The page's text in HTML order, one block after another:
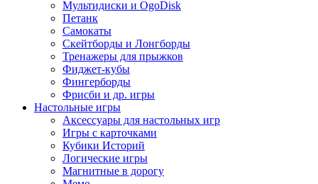
Мультидиски и OgoDisk
Петанк
Самокаты
Скейтборды и Лонгборды
Тренажеры для прыжков
Фиджет-кубы
Фингерборды
Фрисби и др. игры
Настольные игры
Аксессуары для настольных игр
Игры с карточками
Кубики Историй
Логические игры
Магнитные в дорогу